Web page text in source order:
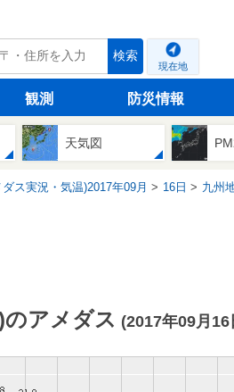
検索
現在地
観測 防災情報
天気図
ス実況・気温)2017年09月 16日 九州
アメダス (2017年09月16